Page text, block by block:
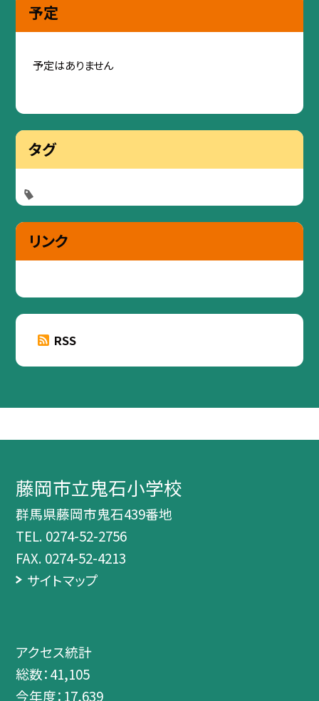
予定
予定はありません
タグ
リンク
RSS
藤岡市立鬼石小学校
群馬県藤岡市鬼石439番地
TEL. 0274-52-2756
FAX. 0274-52-4213
サイトマップ
アクセス統計
総数：41,105
今年度： 17,639